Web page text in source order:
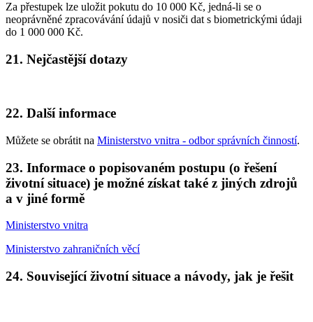
Za přestupek lze uložit pokutu do 10 000 Kč, jedná-li se o
neoprávněné zpracovávání údajů v nosiči dat s biometrickými údaji
do 1 000 000 Kč.
21. Nejčastější dotazy
22. Další informace
Můžete se obrátit na Ministerstvo vnitra - odbor správních činností.
23. Informace o popisovaném postupu (o řešení
životní situace) je možné získat také z jiných zdrojů
a v jiné formě
Ministerstvo vnitra
Ministerstvo zahraničních věcí
24. Související životní situace a návody, jak je řešit